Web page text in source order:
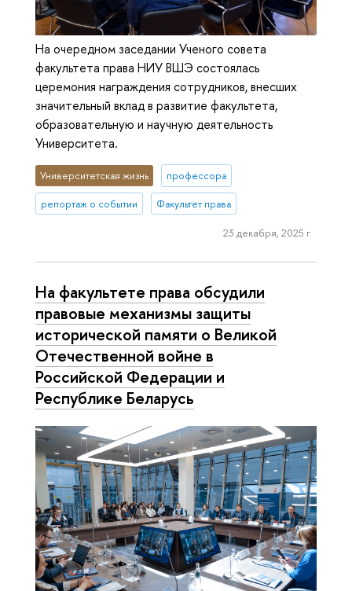
На очередном заседании Ученого совета
факультета права НИУ ВШЭ состоялась
церемония награждения сотрудников, внесших
значительный вклад в развитие факультета,
образовательную и научную деятельность
Университета.
Университетская жизнь профессора
репортаж о событии Факультет права
23 декабря, 2025 г.
На факультете права обсудили
правовые механизмы защиты
исторической памяти о Великой
Отечественной войне в
Российской Федерации и
Республике Беларусь